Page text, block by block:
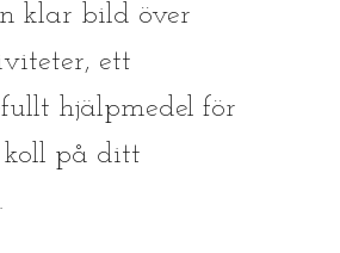
klar bild över
ett
hjälpmedel för
på ditt